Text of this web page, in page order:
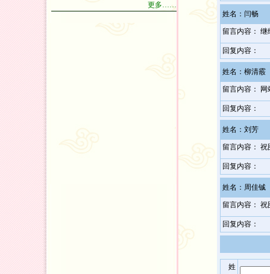
更多……
姓名：闫畅
留言内容： 继
回复内容：
姓名：柳清霰
留言内容： 网
回复内容：
姓名：刘芳
留言内容：
回复内容：
姓名：周佳铖
留言内容：
回复内容：
姓